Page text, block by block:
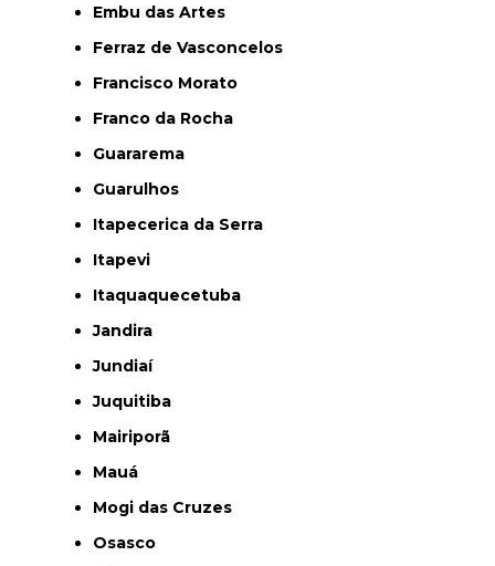
Embu das Artes
Ferraz de Vasconcelos
Francisco Morato
Franco da Rocha
Guararema
Guarulhos
Itapecerica da Serra
Itapevi
Itaquaquecetuba
Jandira
Jundiaí
Juquitiba
Mairiporã
Mauá
Mogi das Cruzes
Osasco